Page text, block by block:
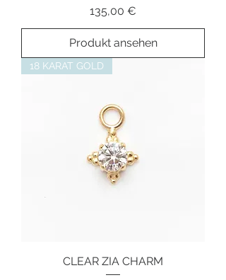
Preis
135,00 €
Produkt ansehen
18 KARAT GOLD
CLEAR ZIA CHARM